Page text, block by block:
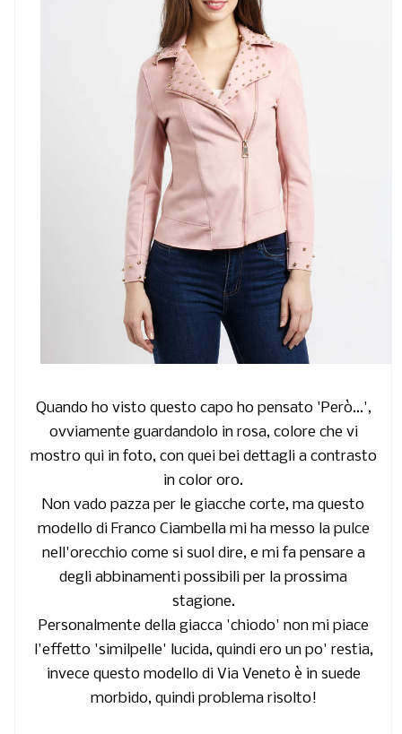
Quando ho visto questo capo ho pensato 'Però...',
ovviamente guardandolo in rosa, colore che vi
mostro qui in foto, con quei bei dettagli a contrasto
in color oro.
Non vado pazza per le giacche corte, ma questo
modello di Franco Ciambella mi ha messo la pulce
nell'orecchio come si suol dire, e mi fa pensare a
degli abbinamenti possibili per la prossima
stagione.
Personalmente della giacca 'chiodo' non mi piace
l'effetto 'similpelle' lucida, quindi ero un po' restia,
invece questo modello di Via Veneto è in suede
morbido, quindi problema risolto!